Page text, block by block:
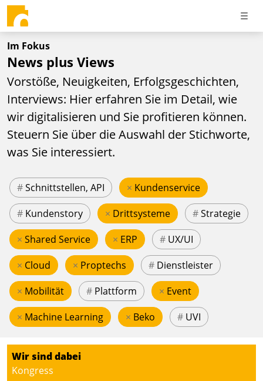
Im Fokus
News plus Views
Vorstöße, Neuigkeiten, Erfolgsgeschichten,
Interviews: Hier erfahren Sie im Detail, wie
wir digitalisieren und Sie profitieren können.
Steuern Sie über die Auswahl der Stichworte,
was Sie interessiert.
#Schnittstellen, API × Kundenservice
# Kundenstory × Drittsysteme #Strategie
× Shared Service × ERP # UX/UI
× Cloud × Proptechs # Dienstleister
× Mobilität # Plattform × Event
× Machine Learning × Beko # UVI
Wir sind dabei
Kongress